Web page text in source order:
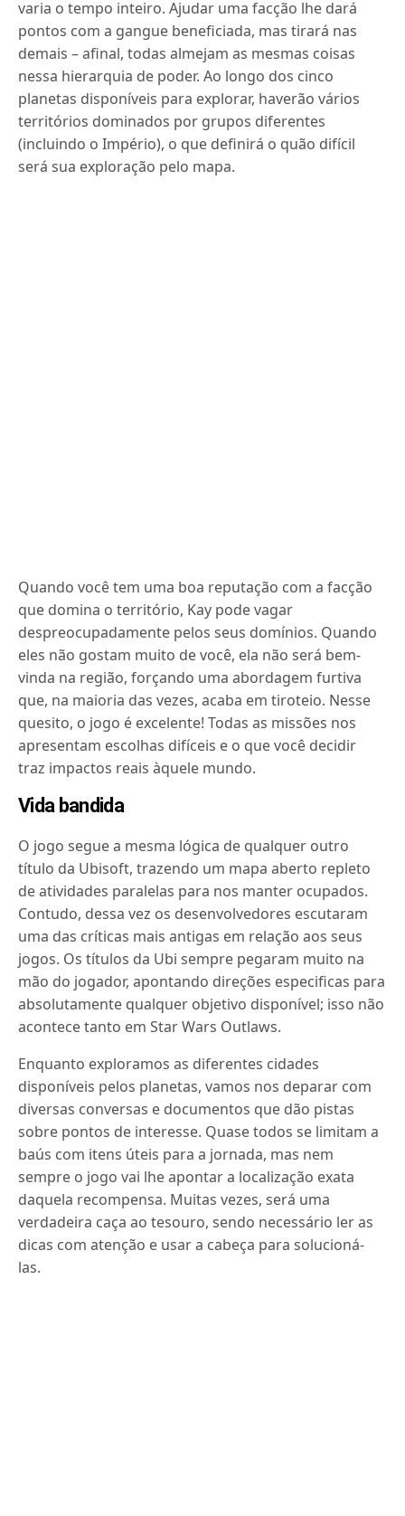
varia o tempo inteiro. Ajudar uma facção lhe dará
pontos com a gangue beneficiada, mas tirará nas
demais – afinal, todas almejam as mesmas coisas
nessa hierarquia de poder. Ao longo dos cinco
planetas disponíveis para explorar, haverão vários
territórios dominados por grupos diferentes
(incluindo o Império), o que definirá o quão difícil
será sua exploração pelo mapa.
Quando você tem uma boa reputação com a facção
que domina o território, Kay pode vagar
despreocupadamente pelos seus domínios. Quando
eles não gostam muito de você, ela não será bem-
vinda na região, forçando uma abordagem furtiva
que, na maioria das vezes, acaba em tiroteio. Nesse
quesito, o jogo é excelente! Todas as missões nos
apresentam escolhas difíceis e o que você decidir
traz impactos reais àquele mundo.
Vida bandida
O jogo segue a mesma lógica de qualquer outro
título da Ubisoft, trazendo um mapa aberto repleto
de atividades paralelas para nos manter ocupados.
Contudo, dessa vez os desenvolvedores escutaram
uma das críticas mais antigas em relação aos seus
jogos. Os títulos da Ubi sempre pegaram muito na
mão do jogador, apontando direções especificas para
absolutamente qualquer objetivo disponível; isso não
acontece tanto em Star Wars Outlaws.
Enquanto exploramos as diferentes cidades
disponíveis pelos planetas, vamos nos deparar com
diversas conversas e documentos que dão pistas
sobre pontos de interesse. Quase todos se limitam a
baús com itens úteis para a jornada, mas nem
sempre o jogo vai lhe apontar a localização exata
daquela recompensa. Muitas vezes, será uma
verdadeira caça ao tesouro, sendo necessário ler as
dicas com atenção e usar a cabeça para solucioná-
las.